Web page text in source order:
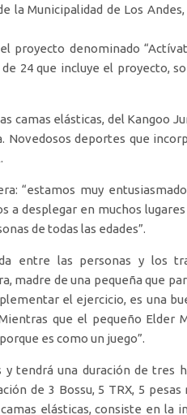
la Municipalidad de Los
proyecto denominado
24 que incluye el proyecto,
camas elásticas, del Kangoo
Novedosos deportes que
“estamos muy
a desplegar en muchos
de todas las edades”.
entre las personas y los
madre de una pequeña que
el ejercicio, es una
que el pequeño Elder
es como un juego”.
tendrá una duración de tres
de 3 Bossu, 5 TRX, 5 pesas
elásticas, consiste en la